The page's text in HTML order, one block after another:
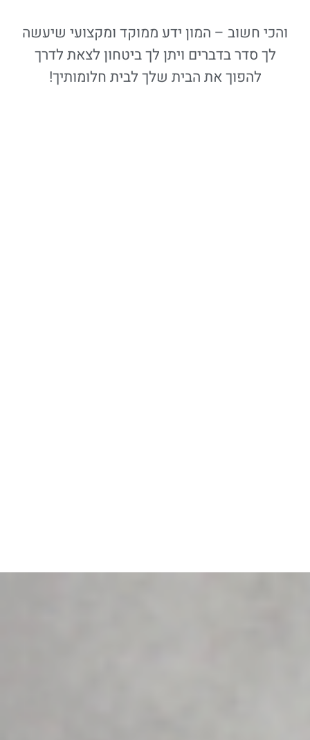
והכי חשוב – המון ידע ממוקד ומקצועי שיעשה
לך סדר בדברים ויתן לך ביטחון לצאת לדרך
להפוך את הבית שלך לבית חלומותיך!